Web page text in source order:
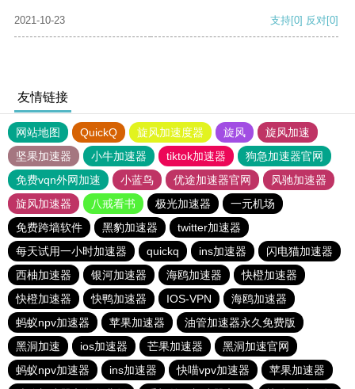
2021-10-23 支持[0] 反对[0]
友情链接
网站地图 QuickQ 旋风加速度器 旋风
旋风加速
坚果加速器
小牛加速器 tiktok加速器
狗急加速器官网
免费vqn外网加速
小蓝鸟 优途加速器官网
风驰加速器
旋风加速器
八戒看书 极光加速器
一元机场
免费跨墙软件
黑豹加速器
twitter加速器
每天试用一小时加速器
quickq ins加速器
闪电猫加速器
西柚加速器
银河加速器 海鸥加速器
快橙加速器
快橙加速器
快鸭加速器 IOS-VPN
海鸥加速器
蚂蚁npv加速器
苹果加速器
油管加速器永久免费版
黑洞加速
ios加速器 芒果加速器
黑洞加速官网
蚂蚁npv加速器
ins加速器 快喵vpv加速器
苹果加速器